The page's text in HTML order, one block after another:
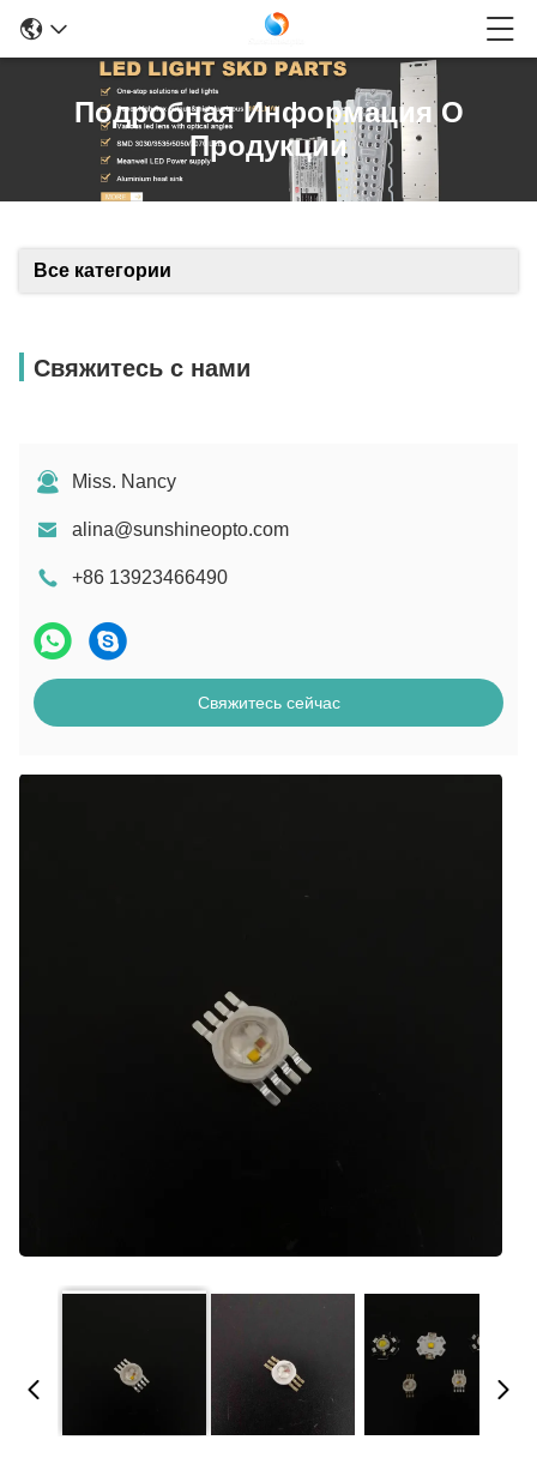
Подробная Информация О
Продукции
Все категории
Свяжитесь с нами
Miss. Nancy
alina@sunshineopto.com
+86 13923466490
Свяжитесь сейчас